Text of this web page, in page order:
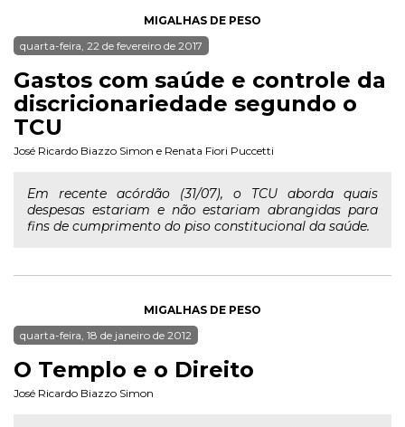
MIGALHAS DE PESO
quarta-feira, 22 de fevereiro de 2017
Gastos com saúde e controle da
discricionariedade segundo o
TCU
José Ricardo Biazzo Simon e Renata Fiori Puccetti
Em recente acórdão (31/07), o TCU aborda quais
despesas estariam e não estariam abrangidas para
fins de cumprimento do piso constitucional da saúde.
MIGALHAS DE PESO
quarta-feira, 18 de janeiro de 2012
O Templo e o Direito
José Ricardo Biazzo Simon